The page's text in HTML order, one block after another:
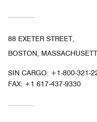
88 EXETER STREET,
BOSTON,
SIN CARGO: +1-800-321-
FAX: +1 617-437-9330